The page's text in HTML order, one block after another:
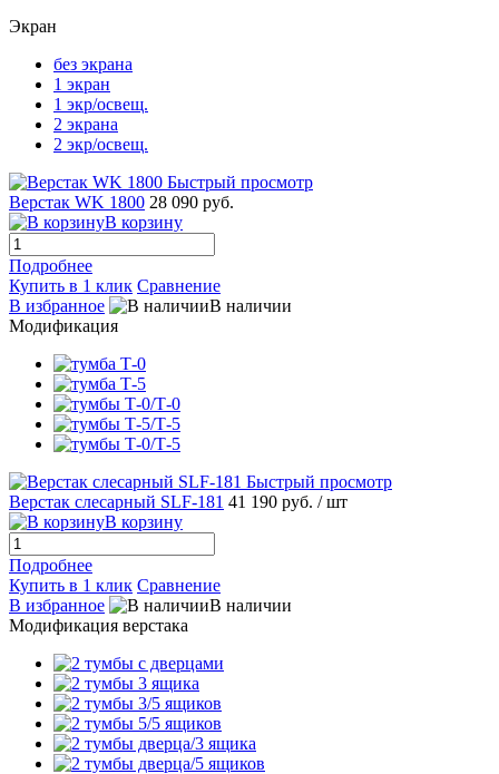
Экран
без экрана
1 экран
1 экр/освещ.
2 экрана
2 экр/освещ.
Быстрый просмотр
Верстак WK 1800 28 090 руб.
В корзину
Подробнее
Купить в 1 клик Сравнение
В избранное
В наличии
Модификация
Быстрый просмотр
Верстак слесарный SLF-181 41 190 руб. / шт
В корзину
Подробнее
Купить в 1 клик Сравнение
В избранное
В наличии
Модификация верстака